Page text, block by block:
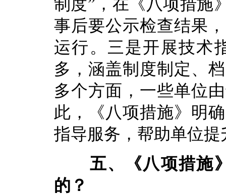
制度”，在《八项措施
事后要公示检查结果
运行。三是开展技术
多，涵盖制度制定、
多个方面，一些单位
此，《八项措施》明
指导服务，帮助单位
五、《八项措施
的？